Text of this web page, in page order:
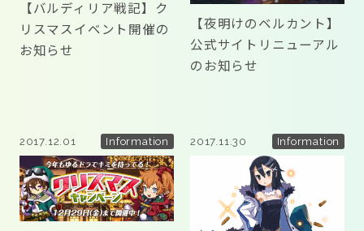
【バルディリア戦記】ク
リスマスイベント開催の
お知らせ
【夜明けのベルカント】
公式サイトリニューアル
のお知らせ
2017.12.01 Information 2017.11.30 Information